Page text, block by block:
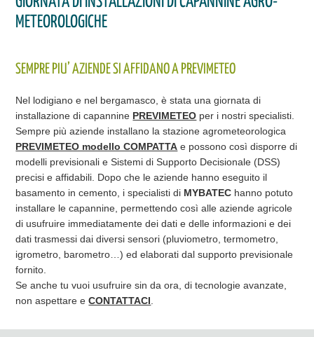
METEOROLOGICHE
SEMPRE PIU’ AZIENDE SI AFFIDANO A PREVIMETEO
Nel lodigiano e nel bergamasco, è stata una giornata di
installazione di capannine PREVIMETEO per i nostri specialisti.
Sempre più aziende installano la stazione agrometeorologica
PREVIMETEO modello COMPATTA e possono così disporre di
modelli previsionali e Sistemi di Supporto Decisionale (DSS)
precisi e affidabili. Dopo che le aziende hanno eseguito il
basamento in cemento, i specialisti di MYBATEC hanno potuto
installare le capannine, permettendo così alle aziende agricole
di usufruire immediatamente dei dati e delle informazioni e dei
dati trasmessi dai diversi sensori (pluviometro, termometro,
igrometro, barometro…) ed elaborati dal supporto previsionale
fornito.
Se anche tu vuoi usufruire sin da ora, di tecnologie avanzate,
non aspettare eCONTATTACI
CONTATTI